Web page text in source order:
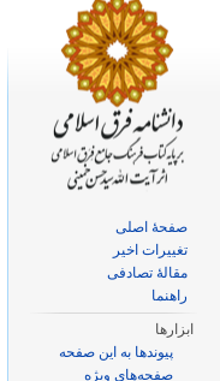
صفحهٔ اصلی
تغییرات اخیر
مقالهٔ تصادفی
راهنما
ابزارها
پیوندها به این صفحه
صفحه‌های ویژه